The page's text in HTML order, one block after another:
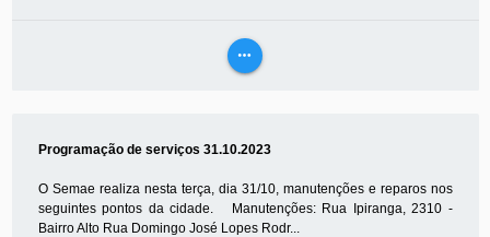
more_horiz
Programação de serviços 31.10.2023
O Semae realiza nesta terça, dia 31/10, manutenções e reparos nos
seguintes pontos da cidade. Manutenções: Rua Ipiranga, 2310 -
Bairro Alto Rua Domingo José Lopes Rodr...